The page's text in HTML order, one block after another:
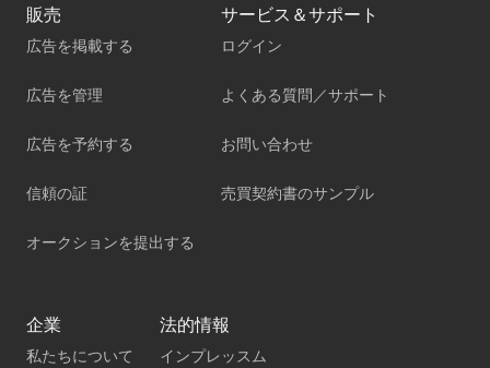
販売
広告を掲載する
広告を管理
広告を予約する
信頼の証
オークションを提出する
サービス＆サポート
ログイン
よくある質問／サポート
お問い合わせ
売買契約書のサンプル
企業
私たちについて
法的情報
インプレッスム